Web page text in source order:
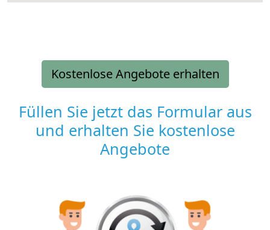
Kostenlose Angebote erhalten
Füllen Sie jetzt das Formular aus
und erhalten Sie kostenlose
Angebote